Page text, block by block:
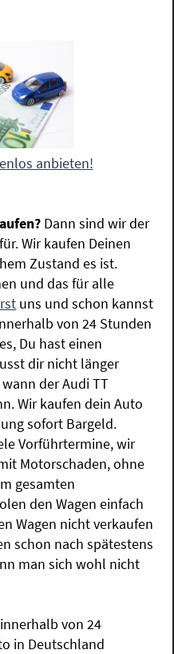
anbieten!
Dann sind wir der
Wir kaufen Deinen
Zustand es ist.
und das für alle
uns und schon kannst
von 24 Stunden
Du hast einen
dir nicht länger
der Audi TT
Wir kaufen dein Auto
sofort Bargeld.
Vorführtermine, wir
Motorschaden, ohne
gesamten
den Wagen einfach
Wagen nicht verkaufen
schon nach spätestens
man sich wohl nicht
von 24
in Deutschland